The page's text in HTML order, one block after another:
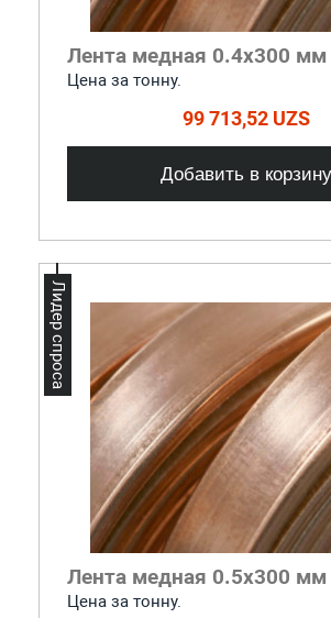
Лента медная 0.4x300
Цена за тонну.
99 713,52 UZS
Добавить в корзину
Лента медная 0.5x300
Цена за тонну.
Лидер спроса